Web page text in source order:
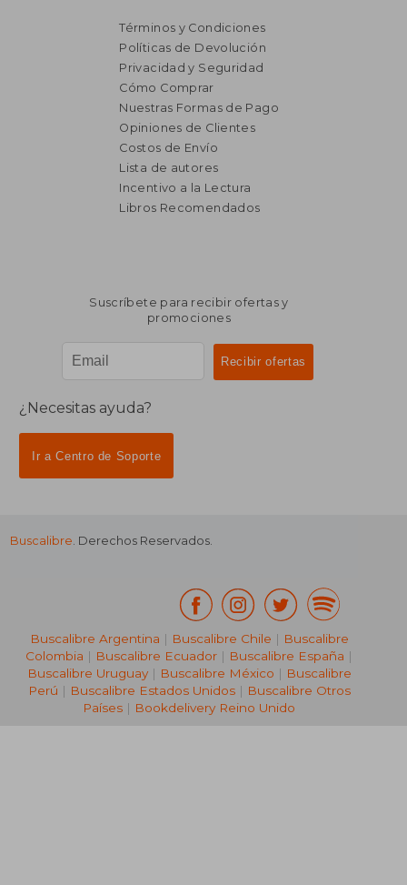
$ 1.858
$ 929
Términos y Condiciones
Políticas de Devolución
Privacidad y Seguridad
Cómo Comprar
Nuestras Formas de Pago
Opiniones de Clientes
Costos de Envío
Lista de autores
Incentivo a la Lectura
Libros Recomendados
Suscríbete para recibir ofertas y
promociones
¿Necesitas ayuda?
Ir a Centro de Soporte
Buscalibre. Derechos Reservados.
Buscalibre Argentina | Buscalibre Chile | Buscalibre
Colombia | Buscalibre Ecuador | Buscalibre España |
Buscalibre Uruguay| Buscalibre México | Buscalibre
Perú | Buscalibre Estados Unidos| Buscalibre Otros
Países | Bookdelivery Reino Unido